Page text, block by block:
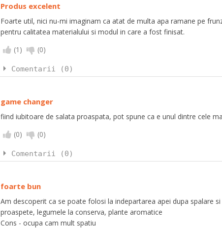
Produs excelent
Foarte util, nici nu-mi imaginam ca atat de multa apa ramane pe
pentru calitatea materialului si modul in care a fost finisat.
(1 ) (0)
Comentarii (0)
game changer
fiind iubitoare de salata proaspata, pot spune ca e unul dintre cele
(0) (0)
Comentarii (0)
foarte bun
Am descoperit ca se poate folosi la indepartarea apei dupa spalare
proaspete, legumele la conserva, plante aromatice
Cons - ocupa cam mult spatiu